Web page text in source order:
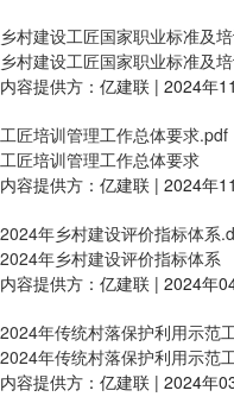
乡村建设工匠国家职业标准及
乡村建设工匠国家职业标准及
内容提供方：亿建联 | 2024年
工匠培训管理工作总体要求.pdf
工匠培训管理工作总体要求
内容提供方：亿建联 | 2024年
2024年乡村建设评价指标体系
2024年乡村建设评价指标体系
内容提供方：亿建联 | 2024年
2024年传统村落保护利用示范
2024年传统村落保护利用示范
内容提供方：亿建联 | 2024年